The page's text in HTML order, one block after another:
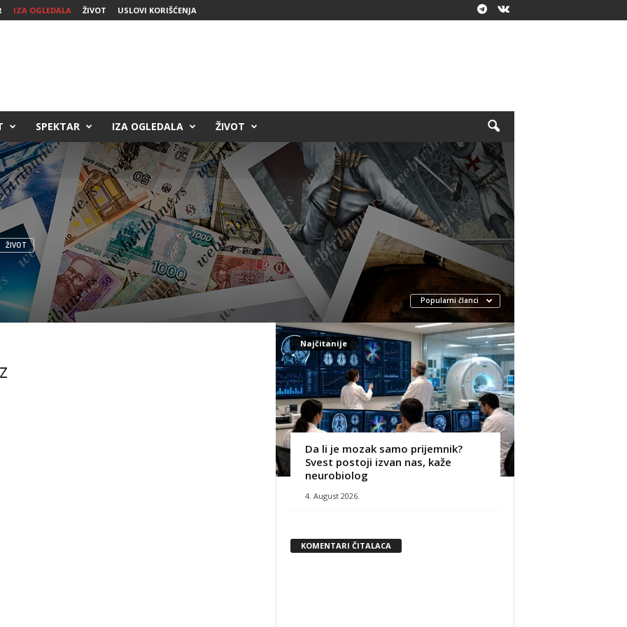
IZA OGLEDALA ŽIVOT USLOVI KORIŠĆENJA
SPEKTAR IZA OGLEDALA ŽIVOT
ŽIVOT
Popularni članci
Najčitanije
Da li je mozak samo prijemnik?
Svest postoji izvan nas, kaže
neurobiolog
4. August 2026.
KOMENTARI ČITALACA